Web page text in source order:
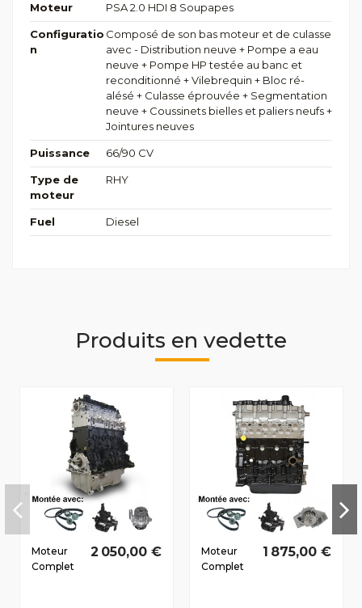
Moteur PSA 2.0 HDI 8 Soupapes
Configuratio
n
Composé de son bas moteur et de culasse
avec - Distribution neuve + Pompe a eau
neuve + Pompe HP testée au banc et
reconditionné + Vilebrequin + Bloc ré-
alésé + Culasse éprouvée + Segmentation
neuve + Coussinets bielles et paliers neufs +
Jointures neuves
Puissance 66/90 CV
Type de
moteur
RHY
Fuel Diesel
Produits en vedette
Moteur
Complet
2 050,00 €
Moteur
Complet
1 875,00 €